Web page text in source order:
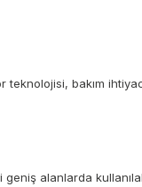
bakım
alanlarda